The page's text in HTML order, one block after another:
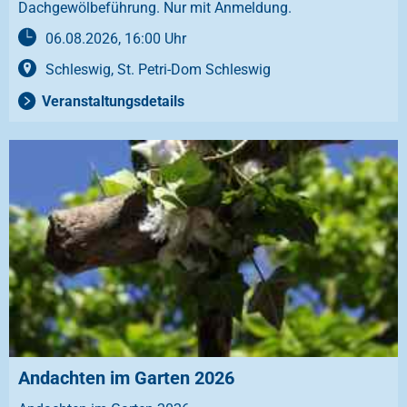
Dachgewölbeführung. Nur mit Anmeldung.
06.08.2026, 16:00 Uhr
Schleswig, St. Petri-Dom Schleswig
Veranstaltungsdetails
Andachten im Garten 2026